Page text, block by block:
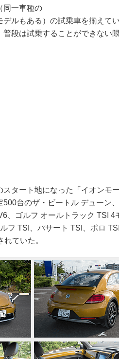
同一車種の
ルもある）の試乗車を揃えて
段は試乗することができない
タート地になった「イオンモ
台のザ・ビートル デューン
、ゴルフ オールトラック TSI 4
フ TSI、パサート TSI、ポロ
ていた。